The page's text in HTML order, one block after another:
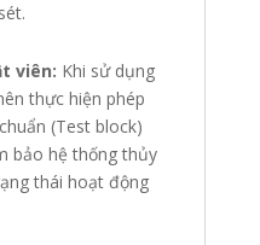
viên: Khi sử dụng
thực hiện phép
(Test block)
bảo hệ thống thủy
thái hoạt động